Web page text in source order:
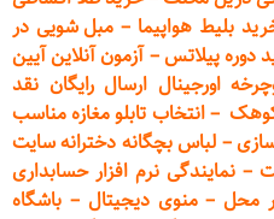
بلیط هواپیما –مبل شویی در
دورهپیلاتس–آزمون آنلاین آیین
اورجینال ارسال رایگان نقد
–انتخاب تابلو مغازه مناسب
– لباس بچگانه دخترانه سایت
– نمایندگی نرم افزار حسابداری
محل–منوی دیجیتال – باشگاه